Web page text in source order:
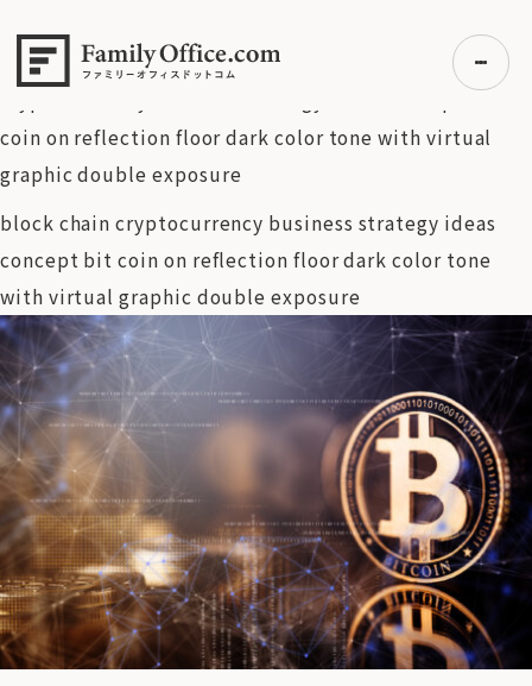
初めての方へ
ご利用の流れ・プラン
事例紹介
エキスパート一覧
無料講座
コラム
利用者の声
無料ご相談 ログイン
運営会社
ファミリーオフィスとは
能性～価格調整の背景と日米の制度整備
block chain
coin on reflection floor dark color tone with virtual
graphic double exposure
block chain cryptocurrency business strategy ideas
concept bit coin on reflection floor dark color tone
with virtual graphic double exposure